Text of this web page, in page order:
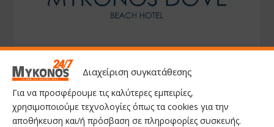
Διαχείριση συγκατάθεσης
Για να προσφέρουμε τις καλύτερες εμπειρίες,
χρησιμοποιούμε τεχνολογίες όπως τα cookies για την
αποθήκευση και/ή πρόσβαση σε πληροφορίες συσκευής.